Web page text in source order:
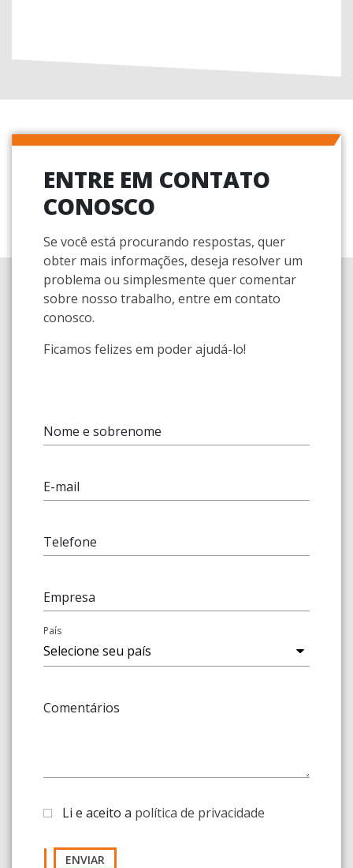
ENTRE EM CONTATO
CONOSCO
Se você está procurando respostas, quer
obter mais informações, deseja resolver um
problema ou simplesmente quer comentar
sobre nosso trabalho, entre em contato
conosco.
Ficamos felizes em poder ajudá-lo!
Nome e sobrenome
E-mail
Telefone
Empresa
País
Comentários
Li e aceito a política de privacidade
ENVIAR